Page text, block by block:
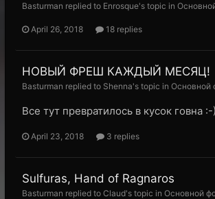
Basturman replied to Enrosque's topic in
April 26, 2018 18 replies
НОВЫЙ ФРЕШ КАЖДЫЙ МЕСЯЦ!
Basturman replied to Shenna's topic in Основной
Все тут превратилось в кусок говна :-)
April 23, 2018 3 replies
Sulfuras, Hand of Ragnaros
Basturman replied to Claud's topic in Основной